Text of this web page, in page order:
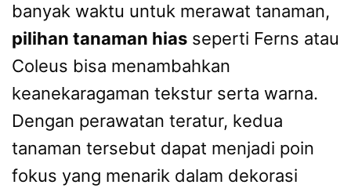
banyak waktu untuk merawat tanaman,
pilihan tanaman hias seperti Ferns atau
Coleus bisa menambahkan
keanekaragaman tekstur serta warna.
Dengan perawatan teratur, kedua
tanaman tersebut dapat menjadi poin
fokus yang menarik dalam dekorasi